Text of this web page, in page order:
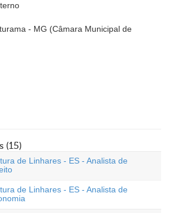
- MG (Câmara Municipal de
(15)
de Linhares - ES - Analista de
de Linhares - ES - Analista de